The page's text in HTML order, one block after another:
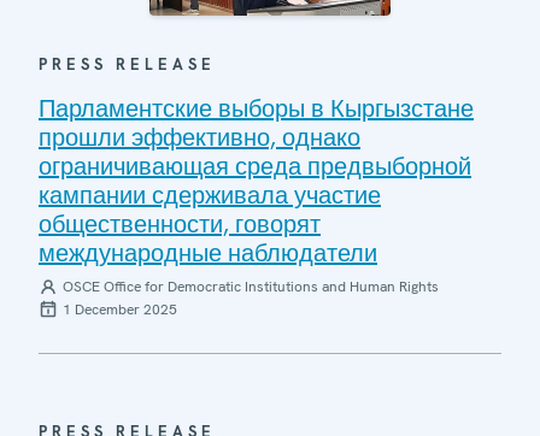
PRESS RELEASE
Парламентские выборы в Кыргызстане
прошли эффективно, однако
ограничивающая среда предвыборной
кампании сдерживала участие
общественности, говорят
международные наблюдатели
OSCE Office for Democratic Institutions and Human Rights
1 December 2025
PRESS RELEASE